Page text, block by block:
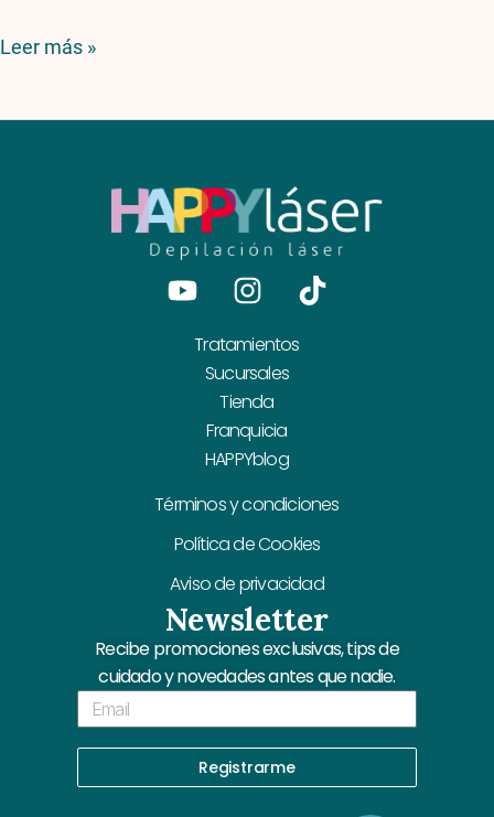
Leer más »
YoutubeInstagram
Tiktok
Tratamientos
Sucursales
Tienda
Franquicia
HAPPYblog
Términos y condiciones
Política de Cookies
Aviso de privacidad
Newsletter
Recibe promociones exclusivas, tips de
cuidado y novedades antes que nadie.
Email
Registrarme